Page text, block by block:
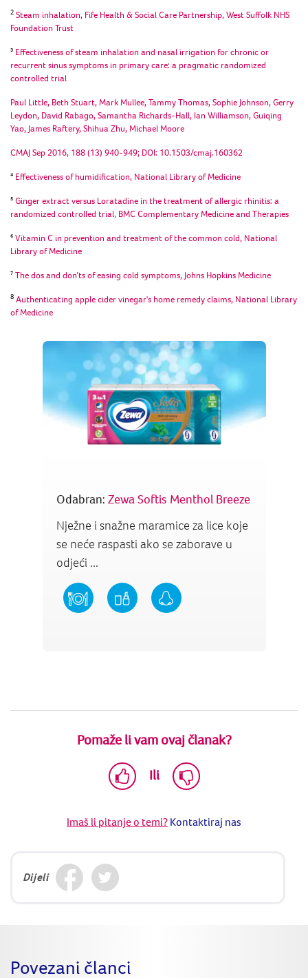
Odabran: Zewa Softis Menthol Breeze
Nježne i snažne maramice za lice koje
se neće raspasti ako se zaborave u
odjeći ...
2 Steam inhalation, Fife Health & Social Care Partnership, West Suffolk NHS
Foundation Trust
³ Effectiveness of steam inhalation and nasal irrigation for chronic or
recurrent sinus symptoms in primary care: a pragmatic randomized
controlled trial
Paul Little, Beth Stuart, Mark Mullee, Tammy Thomas, Sophie Johnson, Gerry
Leydon, David Rabago, Samantha Richards-Hall, Ian Williamson, Guiqing
Yao, James Raftery, Shihua Zhu, Michael Moore
CMAJ Sep 2016, 188 (13) 940-949; DOI: 10.1503/cmaj.160362
⁴ Effectiveness of humidification, National Library of Medicine
⁵Ginger extract versus Loratadine in the treatment of allergic rhinitis: a
randomized controlled trial, BMC Complementary Medicine and Therapies
⁶Vitamin C in prevention and treatment of the common cold, National
Library of Medicine
⁷The dos and don’ts of easing cold symptoms, Johns Hopkins Medicine
8 Authenticating apple cider vinegar's home remedy claims, National Library
of Medicine
Pomaže li vam ovaj članak?
Ili
Imaš li pitanje o temi? Kontaktiraj nas
Dijeli
Povezani članci